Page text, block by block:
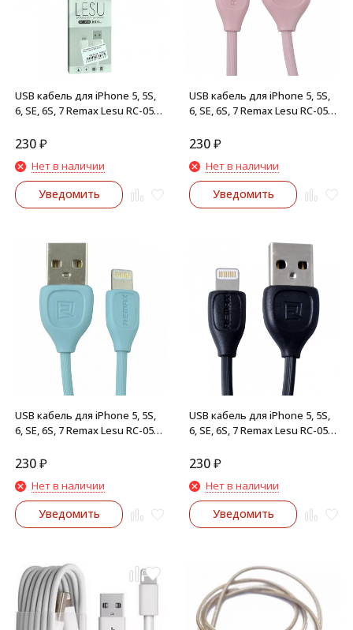
USB кабель для iPhone 5, 5S,
6, SE, 6S, 7 Remax Lesu RC-050i
230₽
Нет в наличии
Уведомить
USB кабель для iPhone 5, 5S,
6, SE, 6S, 7 Remax Lesu RC-050i
230₽
Нет в наличии
Уведомить
USB кабель для iPhone 5, 5S,
6, SE, 6S, 7 Remax Lesu RC-050i
230₽
Нет в наличии
Уведомить
USB кабель для iPhone 5, 5S,
6, SE, 6S, 7 Remax Lesu RC-050i
230₽
Нет в наличии
Уведомить